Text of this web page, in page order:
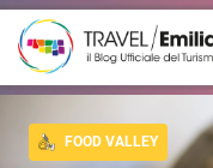
FOOD VALLEY